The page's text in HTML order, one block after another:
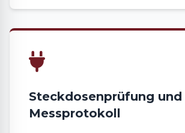
Steckdosenprüfung und
Messprotokoll